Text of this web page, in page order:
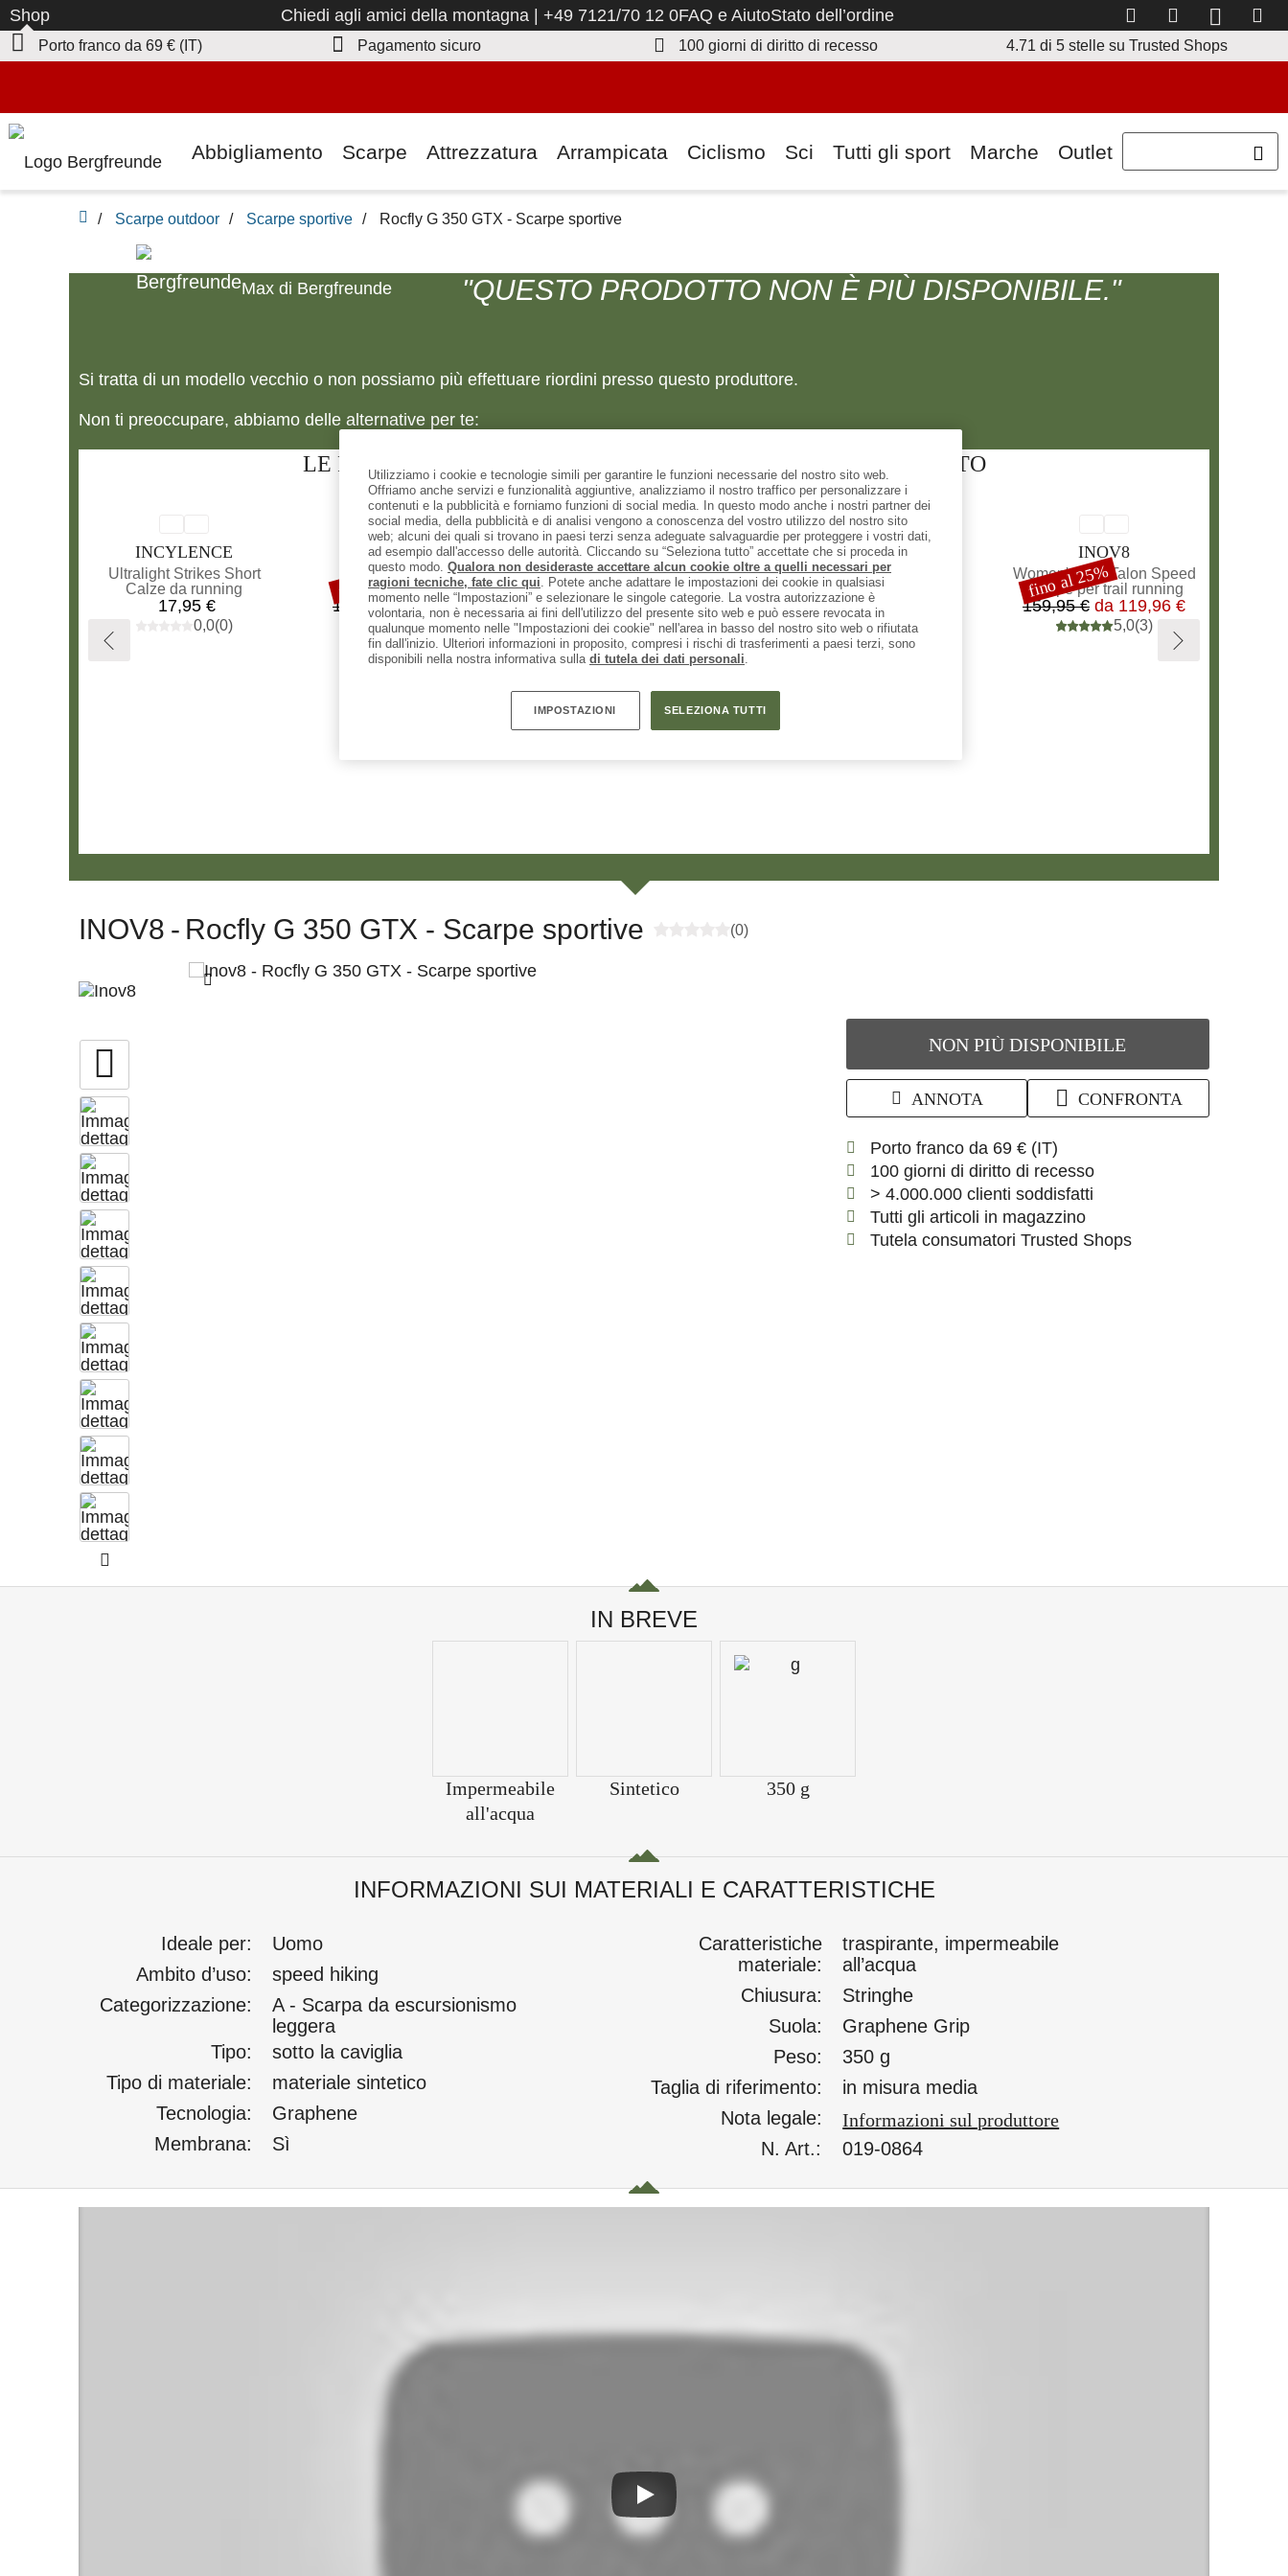
Allo
Shop Chiedi agli amici della montagna Chiamaci al numero
+49 7121/70 12 0FAQ e AiutoStato dell’ordine Al conto cliente
Alla lista
Al Al
Porto franco da 69 € (IT) Pagamento sicuroQui trovi le informazioni di pagamento! Si apre in una casella informativa
100 giorni di diritto di recessoVai alla politica di recesso qui Si apre in una casella
4.71 di 5 stelle su Trusted ShopsTrovi
Abbigliamento Scarpe Attrezzatura Arrampicata Ciclismo Sci Tutti gli sport Marche Outlet
pagina iniziale
/ Scarpe outdoor / Scarpe sportive / Rocfly G 350 GTX - Scarpe sportive
Max di Bergfreunde "QUESTO PRODOTTO NON È PIÙ DISPONIBILE."
Si tratta di un modello vecchio o non possiamo più effettuare riordini presso questo produttore.
Non ti preoccupare, abbiamo delle alternative per te:
LE PERSONE CHE HANNO VISUALIZZATO, HANNO ACQUISTATO
MARCHIO
INCYLENCE
Articolo
Ultralight Strikes Short
Gruppo di prodotti
Calze da running
Prezzo
17,95 €
0,0(0)
MARCHIO
INOV8
Articolo
TrailTalon Speed
Gruppo di prodotti
Scarpe per trail running
Prezzo
159,95 € Prezzo ridotto
da 111,97 €
4,8(5)
Sconto
fino al 30%
MARCHIO
INCYLENCE
Articolo
Running Polygons Short
Gruppo di prodotti
Calze da running
Prezzo
17,95 €
0,0(0)
MARCHIO
INCYLENCE
Articolo
Ultralight Apex Short
Gruppo di prodotti
Calze da running
Prezzo
17,95 €
0,0(0)
MARCHIO
INOV8
Articolo
Women's TrailTalon Speed
Gruppo di prodotti
Scarpe per trail running
Prezzo
159,95 € Prezzo ridotto
da 119,96 €
5,0(3)
Sconto
fino al 25%
INOV8 - Rocfly G 350 GTX - Scarpe sportive (0)
NON PIÙ DISPONIBILE
ANNOTA CONFRONTA
Porto franco da 69 € (IT)Qui trovi ulteriori
100 giorni di diritto di recessoVai alla politica di
> 4.000.000 clienti soddisfatti
Tutti gli articoli in magazzino
Tutela consumatori Trusted ShopsTrovi tutte le
IN BREVE
Impermeabile
all'acqua
Sintetico 350 g
INFORMAZIONI SUI MATERIALI E CARATTERISTICHE
Ideale per:
Uomo
Ambito d’uso:
speed hiking
Categorizzazione:
A - Scarpa da escursionismo
leggera
Tipo:
sotto la caviglia
Tipo di materiale:
materiale sintetico
Tecnologia:
Graphene
Membrana:
Sì
Caratteristiche
materiale:
traspirante, impermeabile
all’acqua
Chiusura:
Stringhe
Suola:
Graphene Grip
Peso:
350 g
Taglia di riferimento:
in misura media
Nota legale:
Informazioni sul produttore
N. Art.:
019-0864
Utilizziamo i cookie e tecnologie simili per garantire le funzioni necessarie del nostro sito web.
Offriamo anche servizi e funzionalità aggiuntive, analizziamo il nostro traffico per personalizzare i
contenuti e la pubblicità e forniamo funzioni di social media. In questo modo anche i nostri partner dei
social media, della pubblicità e di analisi vengono a conoscenza del vostro utilizzo del nostro sito
web; alcuni dei quali si trovano in paesi terzi senza adeguate salvaguardie per proteggere i vostri dati,
ad esempio dall'accesso delle autorità. Cliccando su “Seleziona tutto” accettate che si proceda in
questo modo. Qualora non desideraste accettare alcun cookie oltre a quelli necessari per
ragioni tecniche, fate clic qui. Potete anche adattare le impostazioni dei cookie in qualsiasi
momento nelle “Impostazioni” e selezionare le singole categorie. La vostra autorizzazione è
volontaria, non è necessaria ai fini dell'utilizzo del presente sito web e può essere revocata in
qualunque momento nelle "Impostazioni dei cookie" nell'area in basso del nostro sito web o rifiutata
fin dall'inizio. Ulteriori informazioni in proposito, compresi i rischi di trasferimenti a paesi terzi, sono
disponibili nella nostra informativa sulla di tutela dei dati personali.
IMPOSTAZIONI SELEZIONA TUTTI